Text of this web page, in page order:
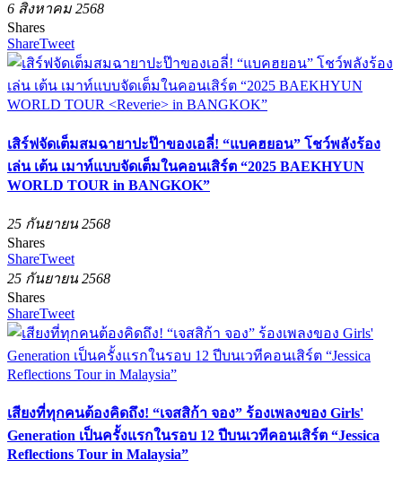
6 สิงหาคม 2568
Shares
ShareTweet
เสิร์ฟจัดเต็มสมฉายาปะป๊าของเอลี่! “แบคฮยอน” โชว์พลังร้อง
เล่น เต้น เมาท์แบบจัดเต็มในคอนเสิร์ต “2025 BAEKHYUN
WORLD TOUR in BANGKOK”
25 กันยายน 2568
Shares
ShareTweet
25 กันยายน 2568
Shares
ShareTweet
เสียงที่ทุกคนต้องคิดถึง! “เจสสิก้า จอง” ร้องเพลงของ Girls'
Generation เป็นครั้งแรกในรอบ 12 ปีบนเวทีคอนเสิร์ต “Jessica
Reflections Tour in Malaysia”